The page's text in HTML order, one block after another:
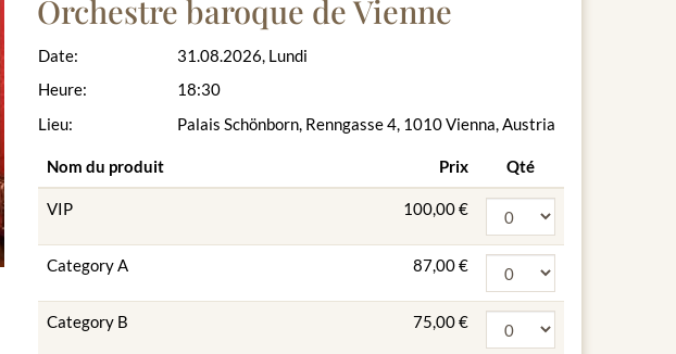
Orchestre baroque de Vienne
Date:
Heure:
Lieu:
31.08.2026, Lundi
18:30
Palais Schönborn, Renngasse 4, 1010 Vienna, Austria
Nom du produit Prix Qté
VIP 100,00 €
Category A 87,00 €
Category B 75,00 €